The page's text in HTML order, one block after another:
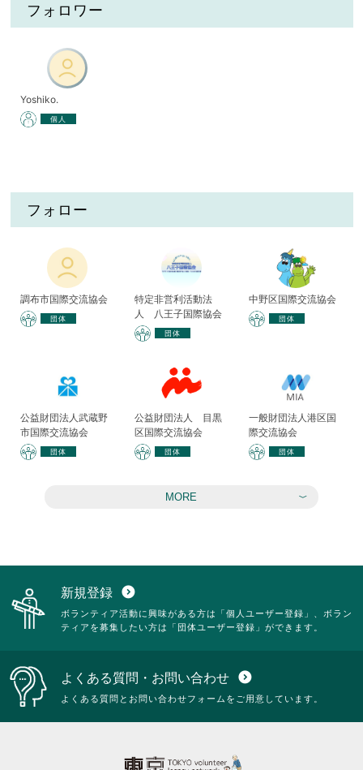
フォロワー
Yoshiko.
個人
フォロー
調布市国際交流協会
団体
特定非営利活動法
人 八王子国際協会
団体
中野区国際交流協会
団体
公益財団法人武蔵野
市国際交流協会
団体
公益財団法人 目黒
区国際交流協会
団体
一般財団法人港区国
際交流協会
団体
MORE
新規登録 expand_circle_down
ボランティア活動に興味がある方は「個人ユーザー登録」、ボラン
ティアを募集したい方は「団体ユーザー登録」ができます。
よくある質問・お問い合わせ expand_circle_down
よくある質問とお問い合わせフォームをご用意しています。